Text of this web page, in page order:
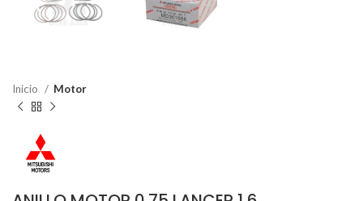
Inicio Motor